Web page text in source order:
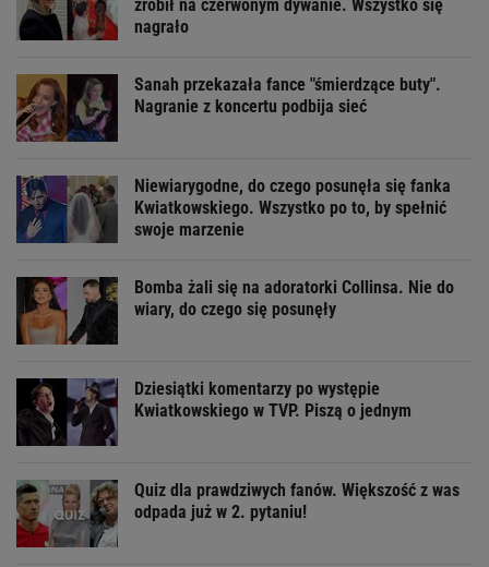
zrobił na czerwonym dywanie. Wszystko się
nagrało
Sanah przekazała fance "śmierdzące buty".
Nagranie z koncertu podbija sieć
Niewiarygodne, do czego posunęła się fanka
Kwiatkowskiego. Wszystko po to, by spełnić
swoje marzenie
Bomba żali się na adoratorki Collinsa. Nie do
wiary, do czego się posunęły
Dziesiątki komentarzy po występie
Kwiatkowskiego w TVP. Piszą o jednym
Quiz dla prawdziwych fanów. Większość z was
odpada już w 2. pytaniu!